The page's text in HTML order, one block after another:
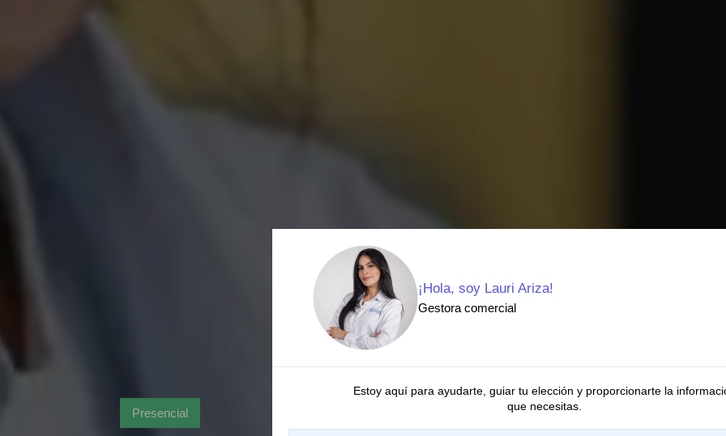
Presencial
¡Hola, soy Lauri Ariza!
Gestora comercial
Estoy aquí para ayudarte, guiar tu elección y proporcionarte la
que necesitas.